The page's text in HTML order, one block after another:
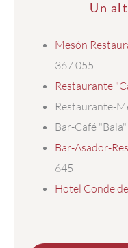
Un
Mesón
367 055
Restaurante
Restaurante-
Bar-Café "Bala"
Bar-Asador-
645
Hotel Conde